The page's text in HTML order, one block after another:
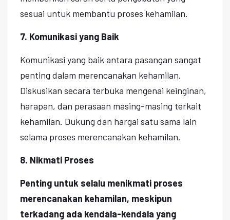
sesuai untuk membantu proses kehamilan.
7. Komunikasi yang Baik
Komunikasi yang baik antara pasangan sangat
penting dalam merencanakan kehamilan.
Diskusikan secara terbuka mengenai keinginan,
harapan, dan perasaan masing-masing terkait
kehamilan. Dukung dan hargai satu sama lain
selama proses merencanakan kehamilan.
8. Nikmati Proses
Penting untuk selalu menikmati proses
merencanakan kehamilan, meskipun
terkadang ada kendala-kendala yang